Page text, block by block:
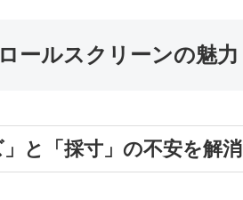
ールスクリーンの魅力
と「採寸」の不安を解消